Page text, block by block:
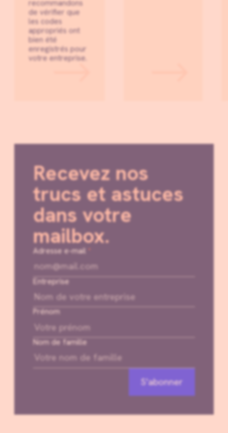
recommandons
de vérifier que
les codes
appropriés ont
bien été
enregistrés pour
votre entreprise.
Recevez nos
trucs et astuces
dans votre
mailbox.
Adresse e-mail
Entreprise
Prénom
Nom de famille
S'abonner